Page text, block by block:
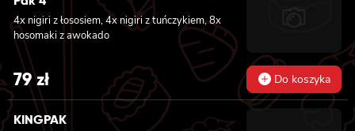
4x nigiri z łososiem, 4x nigiri z tuńczykiem, 8x
hosomaki z awokado
79zł Do koszyka
KINGPAK